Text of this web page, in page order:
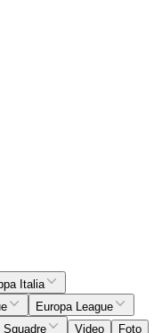
Italia
Europa League
Squadre Video
Foto